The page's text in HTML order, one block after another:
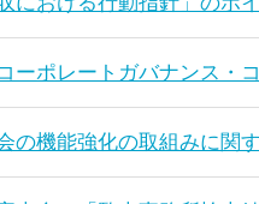
ーポレートガバナンス・
の機能強化の取組みに関